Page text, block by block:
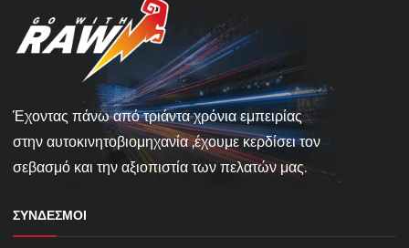
Έχοντας πάνω από τριάντα χρόνια εμπειρίας
στην αυτοκινητοβιομηχανία ,έχουμε κερδίσει τον
σεβασμό και την αξιοπιστία των πελατών μας.
ΣΎΝΔΕΣΜΟΙ